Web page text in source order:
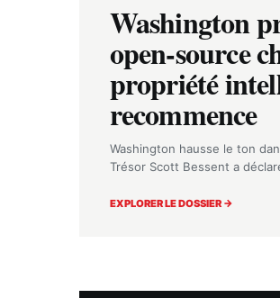
Washington
open-source
propriété
recommence
Washington hausse le ton
Trésor Scott Bessent a
EXPLORER LE DOSSIER →